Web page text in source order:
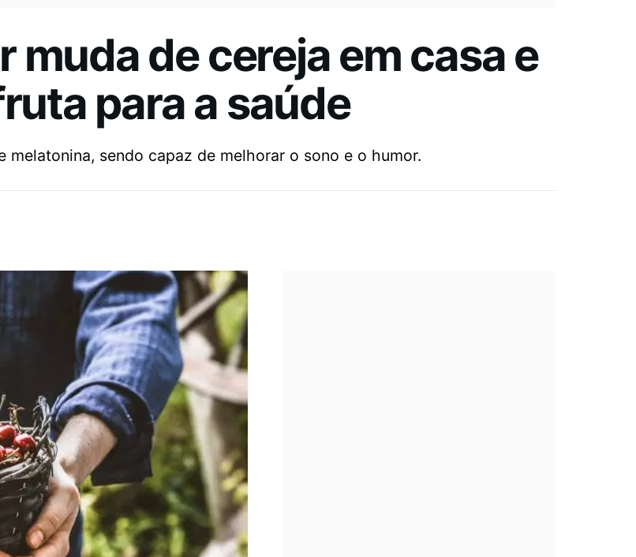
muda de cereja em casa e
para a saúde
sendo capaz de melhorar o sono e o humor.